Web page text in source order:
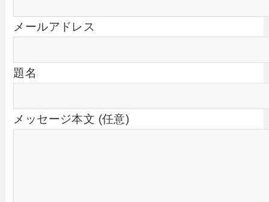
メールアドレス
題名
メッセージ本文 (任意)